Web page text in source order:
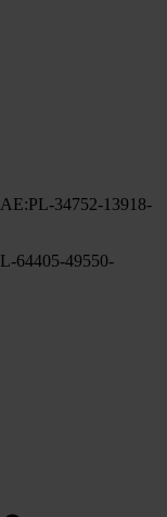
34752-13918-
64405-49550-